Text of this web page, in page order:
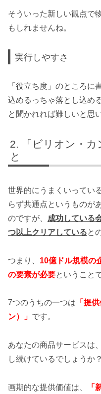
そういった新しい観点で
もしれませんね。
実行しやすさ
「役立ち度」のところに
込めるっちゃ落とし込め
と聞かれれば難しいと思
「ビリオン・
と
世界的にうまくいってい
らず共通点というものが
のですが、 成功している
つ以上クリアしていると
つまり、 10億ドル規模の
の要素が必要ということ
7つのうちの一つは 「提
ン）」 です。
あなたの商品サービスは
し続けているでしょうか？
画期的な提供価値は、 「